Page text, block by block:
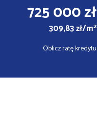
725 000 zł
309,83 zł/m2
Oblicz ratę kredytu